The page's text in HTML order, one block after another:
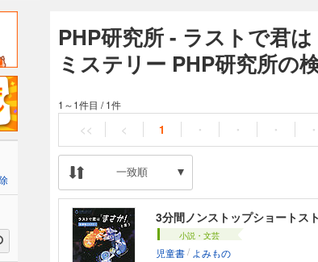
PHP研究所 - ラストで君
ミステリー PHP研究所の
1～1件目 /1件
<< < 1 ・ ・ ・ ・
一致順
3分間ノンストップショートス
小説・文芸
児童書/ よみもの